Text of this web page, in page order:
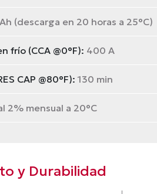
(descarga en 20 horas a 25°C)
frío (CCA @0°F): 400 A
CAP @80°F): 130 min
2% mensual a 20°C
y Durabilidad